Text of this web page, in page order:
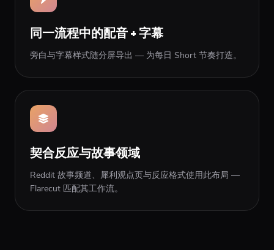
同一流程中的配音 + 字幕
旁白与字幕样式随分屏导出 — 为每日 Short 节奏打造。
契合反应与故事领域
Reddit 故事频道、犀利观点页与反应格式使用此布局 —
Flarecut 匹配其工作流。